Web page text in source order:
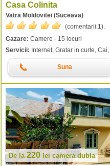
Casa Colinita
Vatra Moldovitei (Suceava)
(comentarii:1).
Cazare: Camere - 15 locuri
Servicii: Internet, Gratar in curte,
Suna
De la 220 lei camera dubla